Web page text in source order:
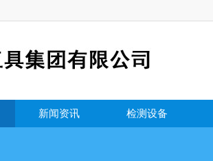
新闻资讯 检测设备